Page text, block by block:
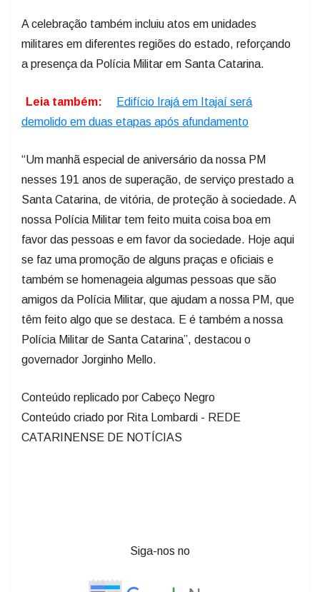
A celebração também incluiu atos em unidades
militares em diferentes regiões do estado, reforçando
a presença da Polícia Militar em Santa Catarina.
Leia também:
Edifício Irajá em Itajaí será
demolido em duas etapas após afundamento
“Um manhã especial de aniversário da nossa PM
nesses 191 anos de superação, de serviço prestado a
Santa Catarina, de vitória, de proteção à sociedade. A
nossa Polícia Militar tem feito muita coisa boa em
favor das pessoas e em favor da sociedade. Hoje aqui
se faz uma promoção de alguns praças e oficiais e
também se homenageia algumas pessoas que são
amigos da Polícia Militar, que ajudam a nossa PM, que
têm feito algo que se destaca. E é também a nossa
Polícia Militar de Santa Catarina”, destacou o
governador Jorginho Mello.
Conteúdo replicado por Cabeço Negro
Conteúdo criado por Rita Lombardi - REDE
CATARINENSE DE NOTÍCIAS
Siga-nos no